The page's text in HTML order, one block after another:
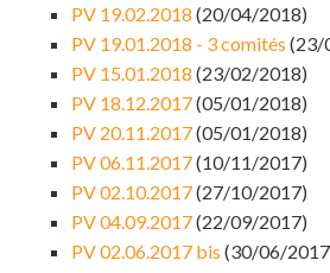
PV 19.02.2018 (20/04/2018)
PV 19.01.2018 - 3 comités (23/
PV 15.01.2018 (23/02/2018)
PV 18.12.2017(05/01/2018)
PV 20.11.2017(05/01/2018)
PV 06.11.2017(10/11/2017)
PV 02.10.2017(27/10/2017)
PV 04.09.2017(22/09/2017)
PV 02.06.2017 bis (30/06/